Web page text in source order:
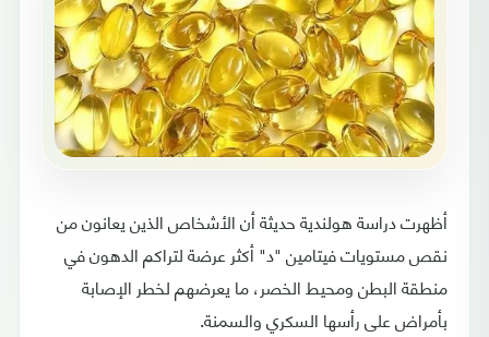
أظهرت دراسة هولندية حديثة أن الأشخاص الذين يعانون من
نقص مستويات فيتامين "د" أكثر عرضة لتراكم الدهون في
منطقة البطن ومحيط الخصر، ما يعرضهم لخطر الإصابة
بأمراض على رأسها السكري والسمنة.